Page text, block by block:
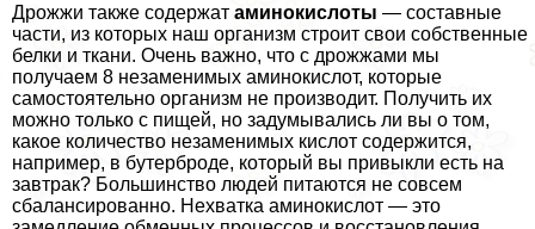
Дрожжи также содержат аминокислоты — составные
части, из которых наш организм строит свои собственные
белки и ткани. Очень важно, что с дрожжами мы
получаем 8 незаменимых аминокислот, которые
самостоятельно организм не производит. Получить их
можно только с пищей, но задумывались ли вы о том,
какое количество незаменимых кислот содержится,
например, в бутерброде, который вы привыкли есть на
завтpaк? Большинство людей питаются не совсем
сбалансированно. Нехватка аминокислот — это